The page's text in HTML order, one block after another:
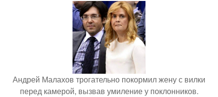
Андрей Малахов трогательно покормил жену с вилки
перед камерой, вызвав умиление у поклонников.